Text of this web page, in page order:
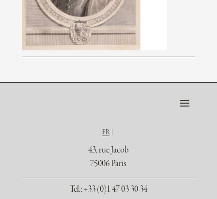
FR
43, rue Jacob
75006 Paris
Tel.: +33 (0)1 47 03 30 34